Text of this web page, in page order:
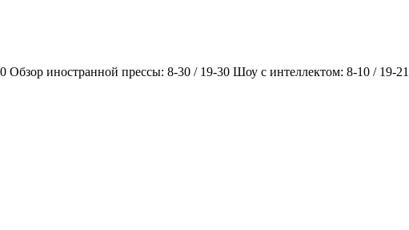
иностранной прессы: 8-30 / 19-30 Шоу с интеллектом: 8-10 / 19-21